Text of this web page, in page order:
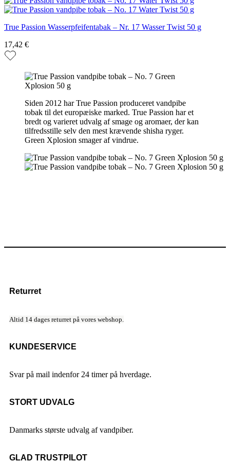
True Passion Wasserpfeifentabak – Nr. 17 Wasser Twist 50 g
17,42 €
Siden 2012 har True Passion produceret vandpibe
tobak til det europæiske marked. True Passion har et
bredt og varieret udvalg af smage og aromaer, der kan
tilfredsstille selv den mest krævende shisha ryger.
Green Xplosion smager af vindrue.
Returret
Altid 14 dages returret på vores webshop.
KUNDESERVICE
Svar på mail indenfor 24 timer på hverdage.
STORT UDVALG
Danmarks største udvalg af vandpiber.
GLAD TRUSTPILOT